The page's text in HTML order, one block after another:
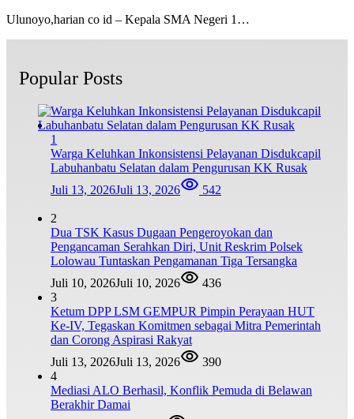
Ulunoyo,harian co id – Kepala SMA Negeri 1…
Popular Posts
1
Warga Keluhkan Inkonsistensi Pelayanan Disdukcapil
Labuhanbatu Selatan dalam Pengurusan KK Rusak
Juli 13, 2026Juli 13, 2026 542
2
Dua TSK Kasus Dugaan Pengeroyokan dan
Pengancaman Serahkan Diri, Unit Reskrim Polsek
Lolowau Tuntaskan Pengamanan Tiga Tersangka
Juli 10, 2026Juli 10, 2026
436
3
Ketum DPP LSM GEMPUR Pimpin Perayaan HUT
Ke-IV, Tegaskan Komitmen sebagai Mitra Pemerintah
dan Corong Aspirasi Rakyat
Juli 13, 2026Juli 13, 2026
390
4
Mediasi ALO Berhasil, Konflik Pemuda di Belawan
Berakhir Damai